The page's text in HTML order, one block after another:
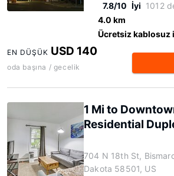
7.8/10 İyi 1012
4.0 km
Ücretsiz kablosuz
EN DÜŞÜK USD 140
oda başına / gecelik
1 Mi to
Residential
704 N 18th St,
Dakota 58501, US